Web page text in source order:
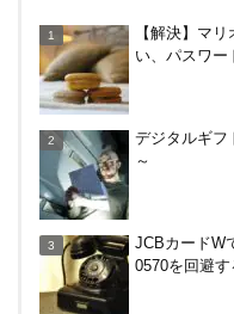
きを体験！
術を総ざらい
つ
【解決】マ
い、パスワー
デジタルギフ
～
JCBカードW
0570を回避